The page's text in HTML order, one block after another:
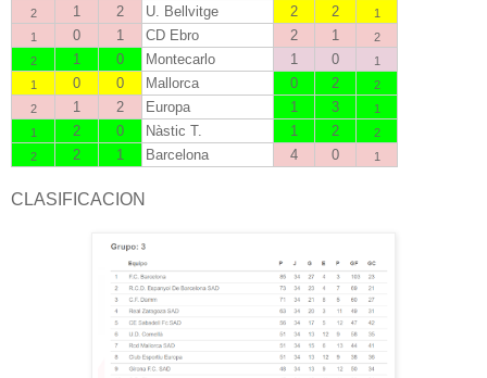
2
1 2 U. Bellvitge 2 2
1
1
0 1 CD Ebro 2 1
2
2
1 0 Montecarlo 1 0
1
1
0 0 Mallorca 0 2
2
2
1 2 Europa 1 3
1
1
2 0 Nàstic T. 1 2
2
2
2 1 Barcelona 4 0 1
CLASIFICACION